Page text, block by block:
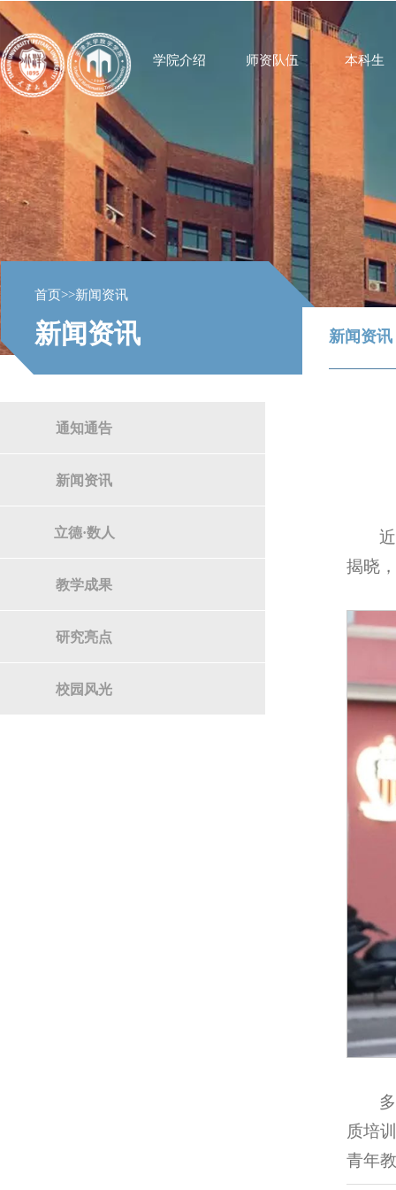
学院介绍 师资队伍 本科生
首页>>新闻资讯
新闻资讯
通知通告
新闻资讯
立德·数人
教学成果
研究亮点
校园风光
新闻资讯
揭晓
质培
青年